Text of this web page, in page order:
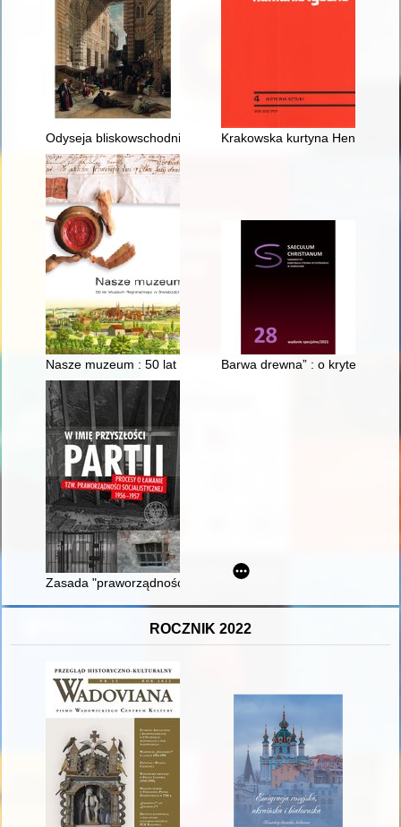
Odyseja bliskowschodniego hummusuKrakowska kurtyna Henryka
Nasze muzeum : 50 lat Muzeum Regionalnego w Świebodzinie
Barwa drewna” : o kryteriach
Zasada "praworządności socjalistycznej" jako wyznacznik
ROCZNIK 2022